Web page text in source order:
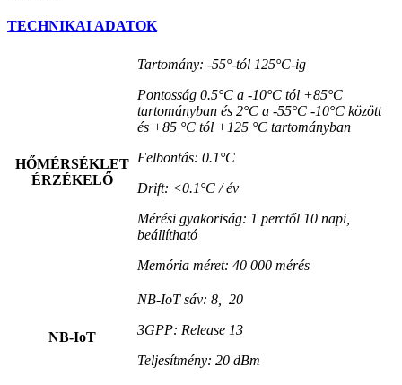
TECHNIKAI ADATOK
HŐMÉRSÉKLET
ÉRZÉKELŐ
Tartomány: -55°-tól 125°C-ig
Pontosság 0.5°C a -10°C tól +85°C
tartományban és 2°C a -55°C -10°C között
és +85 °C tól +125 °C tartományban
Felbontás: 0.1°C
Drift: <0.1°C / év
Mérési gyakoriság: 1 perctől 10 napi,
beállítható
Memória méret: 40 000 mérés
NB-IoT
NB-IoT sáv: 8, 20
3GPP: Release 13
Teljesítmény: 20 dBm